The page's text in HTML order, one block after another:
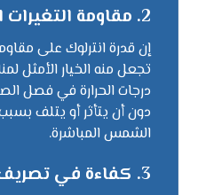
2. مقاومة التغيرات المناخية
إن قدرة انترلوك على
تجعل منه الخيار الأمثل
درجات الحرارة في فصل
دون أن يتأثر أو يتلف
الشمس المباشرة.
3. كفاءة في تصريف المياه